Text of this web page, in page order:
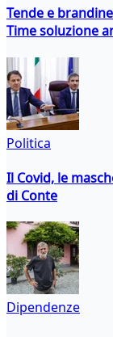
Tende e
Time soluzione
Politica
Il Covid, le
di Conte
Dipendenze